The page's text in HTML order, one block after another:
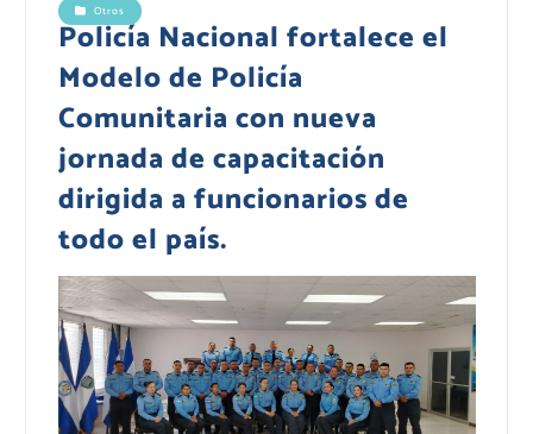
Otros
Policía Nacional fortalece el
Modelo de Policía
Comunitaria con nueva
jornada de capacitación
dirigida a funcionarios de
todo el país.